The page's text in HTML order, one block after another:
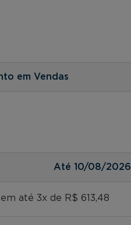
em Vendas
Até 10/08/2026
até 3x de R$ 613,48